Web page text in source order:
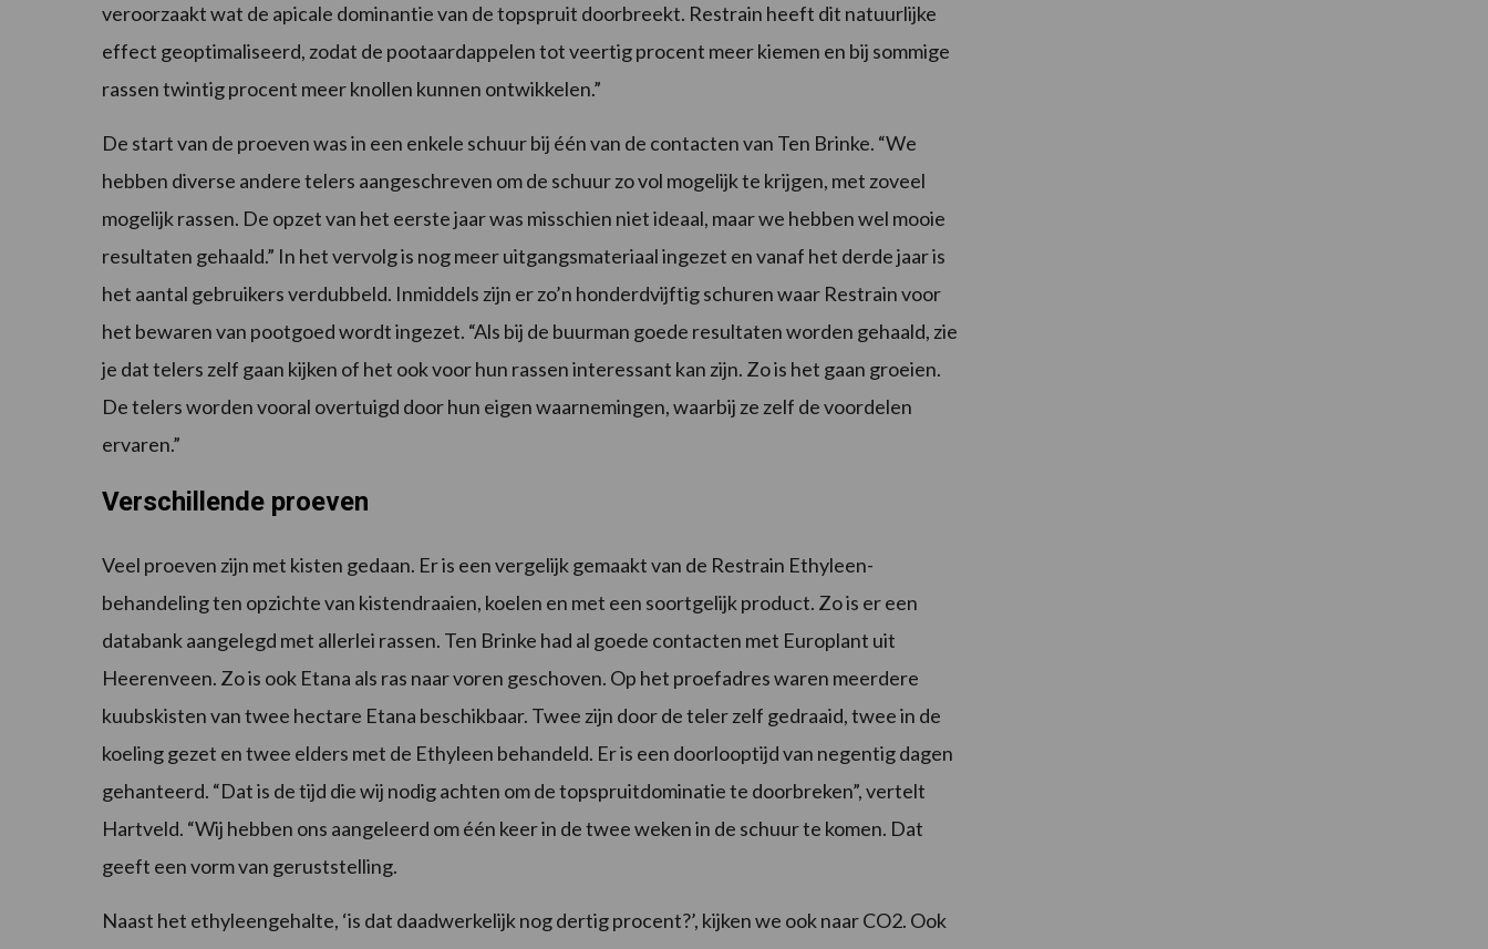
veroorzaakt wat de apicale dominantie van de topspruit doorbreekt. Restrain heeft dit natuurlijke
effect geoptimaliseerd, zodat de pootaardappelen tot veertig procent meer kiemen en bij sommige
rassen twintig procent meer knollen kunnen ontwikkelen.”
De start van de proeven was in een enkele schuur bij één van de contacten van Ten Brinke. “We
hebben diverse andere telers aangeschreven om de schuur zo vol mogelijk te krijgen, met zoveel
mogelijk rassen. De opzet van het eerste jaar was misschien niet ideaal, maar we hebben wel mooie
resultaten gehaald.” In het vervolg is nog meer uitgangsmateriaal ingezet en vanaf het derde jaar is
het aantal gebruikers verdubbeld. Inmiddels zijn er zo’n honderdvijftig schuren waar Restrain voor
het bewaren van pootgoed wordt ingezet. “Als bij de buurman goede resultaten worden gehaald, zie
je dat telers zelf gaan kijken of het ook voor hun rassen interessant kan zijn. Zo is het gaan groeien.
De telers worden vooral overtuigd door hun eigen waarnemingen, waarbij ze zelf de voordelen
ervaren.”
Verschillende proeven
Veel proeven zijn met kisten gedaan. Er is een vergelijk gemaakt van de Restrain Ethyleen-
behandeling ten opzichte van kistendraaien, koelen en met een soortgelijk product. Zo is er een
databank aangelegd met allerlei rassen. Ten Brinke had al goede contacten met Europlant uit
Heerenveen. Zo is ook Etana als ras naar voren geschoven. Op het proefadres waren meerdere
kuubskisten van twee hectare Etana beschikbaar. Twee zijn door de teler zelf gedraaid, twee in de
koeling gezet en twee elders met de Ethyleen behandeld. Er is een doorlooptijd van negentig dagen
gehanteerd. “Dat is de tijd die wij nodig achten om de topspruitdominatie te doorbreken”, vertelt
Hartveld. “Wij hebben ons aangeleerd om één keer in de twee weken in de schuur te komen. Dat
geeft een vorm van geruststelling.
Naast het ethyleengehalte, ‘is dat daadwerkelijk nog dertig procent?’, kijken we ook naar CO2. Ook